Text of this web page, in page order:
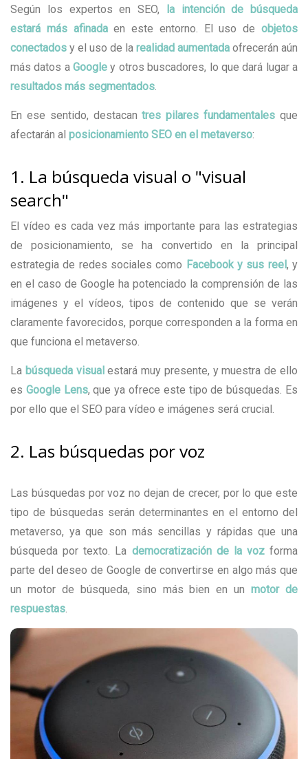
Según los expertos en SEO,
la intención de búsqueda
estará más afinadaen este entorno. El uso deobjetos
conectados y el uso de la realidad aumentada ofrecerán aún
más datos aGoogle y otros buscadores, lo que dará lugar a
resultados más segmentados
En ese sentido, destacantres pilares fundamentales que
afectarán al posicionamiento SEO en el metaverso:
1. La búsqueda visual o "visual
search"
El vídeo es cada vez más importante para las estrategias
de posicionamiento, se ha convertido en la principal
estrategia de redes sociales como Facebook y sus reel, y
en el caso de Google ha potenciado la comprensión de las
imágenes y el vídeos, tipos de contenido que se verán
claramente favorecidos, porque corresponden a la forma en
que funciona el metaverso.
La búsqueda visualestará muy presente, y muestra de ello
es Google Lens, que ya ofrece este tipo de búsquedas. Es
por ello que el SEO para vídeo e imágenes será crucial.
2. Las búsquedas por voz
Las búsquedas por voz no dejan de crecer, por lo que este
tipo de búsquedas serán determinantes en el entorno del
metaverso, ya que son más sencillas y rápidas que una
búsqueda por texto. La democratización de la vozforma
parte del deseo de Google de convertirse en algo más que
un motor de búsqueda, sino más bien en unmotor de
respuestas